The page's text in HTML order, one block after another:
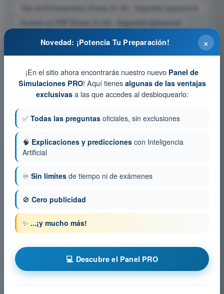
Test de Entrenamiento Drones A1-A3 - Seguridad operacional
Examen en PDF Drones A1-A3 - Seguridad operacional
×
Novedad: ¡Potencia Tu Preparación!
¡En el sitio ahora encontrarás nuestro nuevo Panel de
Simulaciones PRO! Aquí tienes algunas de las ventajas
exclusivasa las que accedes al desbloquearlo:
✅ Todas las preguntas oficiales, sin exclusiones
🧠 Explicaciones y predicciones con Inteligencia
Artificial
♾️ Sin límites de tiempo ni de exámenes
🚫 Cero publicidad
✨ ...¡y mucho más!
💻 Descubre el Panel PRO